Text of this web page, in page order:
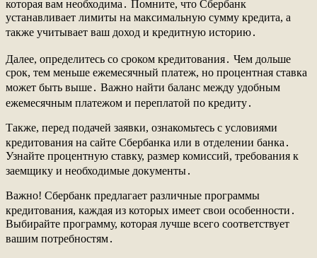
которая вам необходима․ Помните, что Сбербанк
устанавливает лимиты на максимальную сумму кредита, а
также учитывает ваш доход и кредитную историю․
Далее, определитесь со сроком кредитования․ Чем дольше
срок, тем меньше ежемесячный платеж, но процентная ставка
может быть выше․ Важно найти баланс между удобным
ежемесячным платежом и переплатой по кредиту․
Также, перед подачей заявки, ознакомьтесь с условиями
кредитования на сайте Сбербанка или в отделении банка․
Узнайте процентную ставку, размер комиссий, требования к
заемщику и необходимые документы․
Важно! Сбербанк предлагает различные программы
кредитования, каждая из которых имеет свои особенности․
Выбирайте программу, которая лучше всего соответствует
вашим потребностям․